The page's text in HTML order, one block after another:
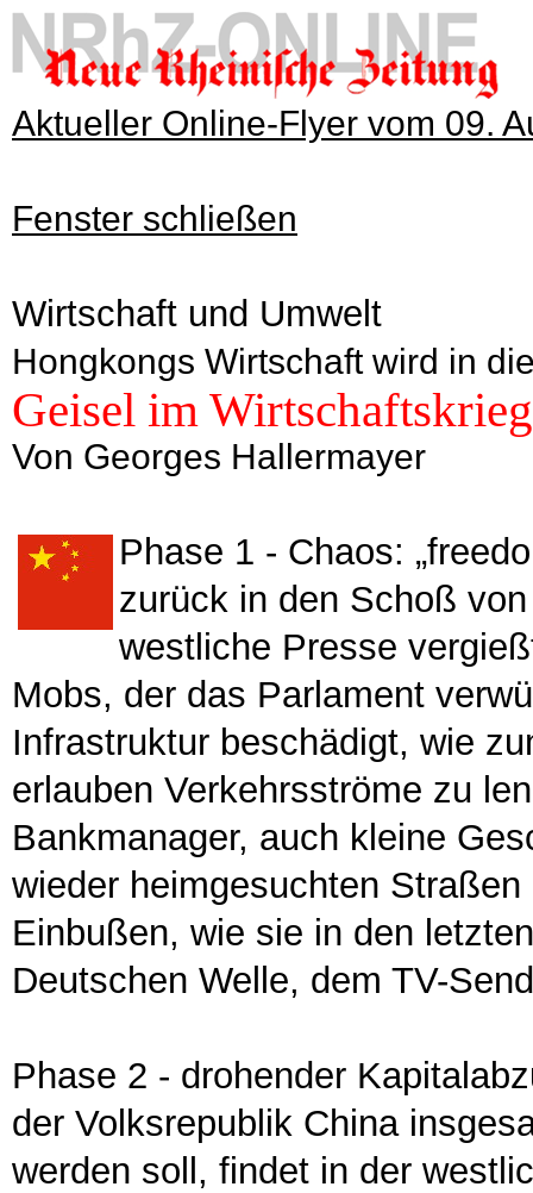
Aktueller Online-Flyer vom 09.
Fenster schließen
Wirtschaft und Umwelt
Hongkongs Wirtschaft wird in
Geisel im Wirtschaftskrieg
Von Georges Hallermayer
Phase 1 - Chaos:
zurück in den Schoß
westliche Presse
Mobs, der das Parlament
Infrastruktur beschädigt, wie
erlauben Verkehrsströme zu
Bankmanager, auch kleine
wieder heimgesuchten
Einbußen, wie sie in den
Deutschen Welle, dem TV-
Phase 2 - drohender
der Volksrepublik China
werden soll, findet in der